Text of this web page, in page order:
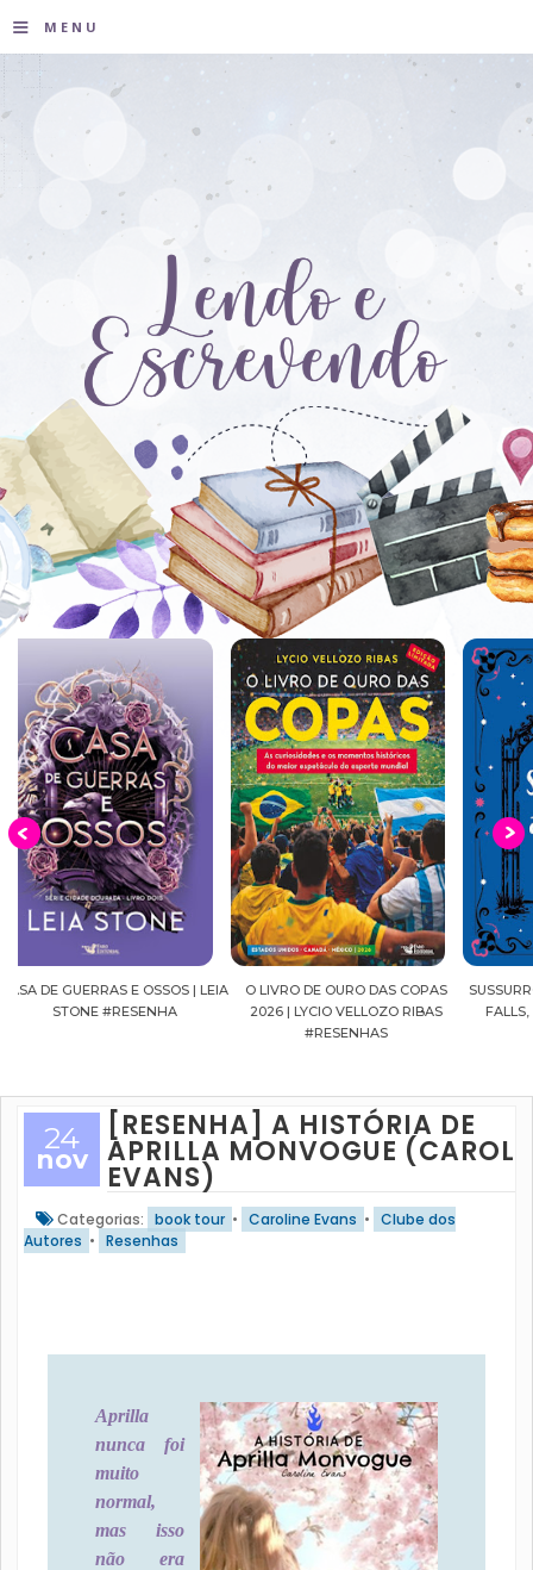
≡ MENU
O LIVRO DE OURO DAS COPAS
2026 | LYCIO VELLOZO RIBAS
SUSSURROS AO LUAR | SHADOW
FALLS, VOL.04 | C.C.HUNTER
#RESENHA
24
nov
[RESENHA] A HISTÓRIA DE
APRILLA MONVOGUE
EVANS)
Categorias: book tour • Caroline Evans • Clube dos
Autores • Resenhas
Aprilla
nunca foi
muito
normal,
mas isso
não era